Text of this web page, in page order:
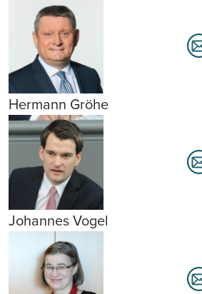
Hermann Gröhe
Johannes Vogel